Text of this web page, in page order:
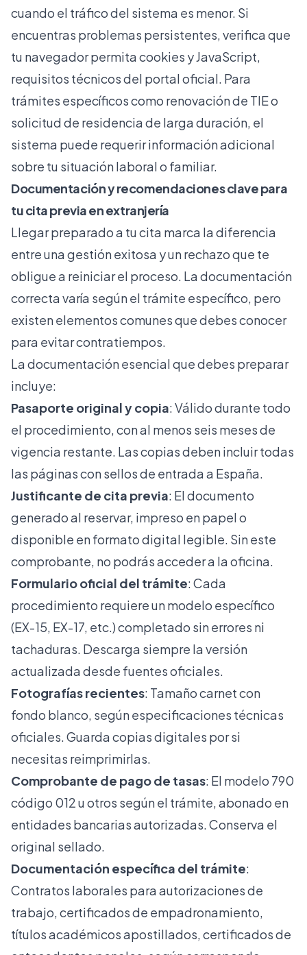
cuando el tráfico del sistema es menor. Si
encuentras problemas persistentes, verifica que
tu navegador permita cookies y JavaScript,
requisitos técnicos del portal oficial. Para
trámites específicos como renovación de TIEo
solicitud de residencia de larga duración, el
sistema puede requerir información adicional
sobre tu situación laboral o familiar.
Documentación y recomendaciones clave para
tu cita previa en extranjería
Llegar preparado a tu cita marca la diferencia
entre una gestión exitosa y un rechazo que te
obligue a reiniciar el proceso. La documentación
correcta varía según el trámite específico, pero
existen elementos comunes que debes conocer
para evitar contratiempos.
La documentación esencial que debes preparar
incluye:
Pasaporte original y copia: Válido durante todo
el procedimiento, con al menos seis meses de
vigencia restante. Las copias deben incluir todas
las páginas con sellos de entrada a España.
Justificante de cita previa: El documento
generado al reservar, impreso en papel o
disponible en formato digital legible. Sin este
comprobante, no podrás acceder a la oficina.
Formulario oficial del trámite: Cada
procedimiento requiere un modelo específico
(EX-15, EX-17, etc.) completado sin errores ni
tachaduras. Descarga siempre la versión
actualizada desde fuentes oficiales.
Fotografías recientes: Tamaño carnet con
fondo blanco, según especificaciones técnicas
oficiales. Guarda copias digitales por si
necesitas reimprimirlas.
Comprobante de pago de tasas: El modelo 790
código 012 u otros según el trámite, abonado en
entidades bancarias autorizadas. Conserva el
original sellado.
Documentación específica del trámite:
Contratos laborales para autorizaciones de
trabajo, certificados de empadronamiento,
títulos académicos apostillados, certificados de